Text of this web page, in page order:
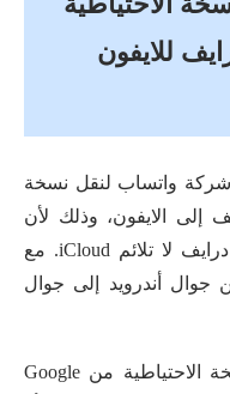
للايفون
واتساب لنقل نسخة
إلى الايفون، وذلك لأن
بروتوكولات التشفير الخاصة بقوقل درايف لا تلائم iCloud. مع
جوال أندرويد إلى جوال
ولكننا وجدنا طريقة لاسترجاع النسخة الاحتياطية من Google